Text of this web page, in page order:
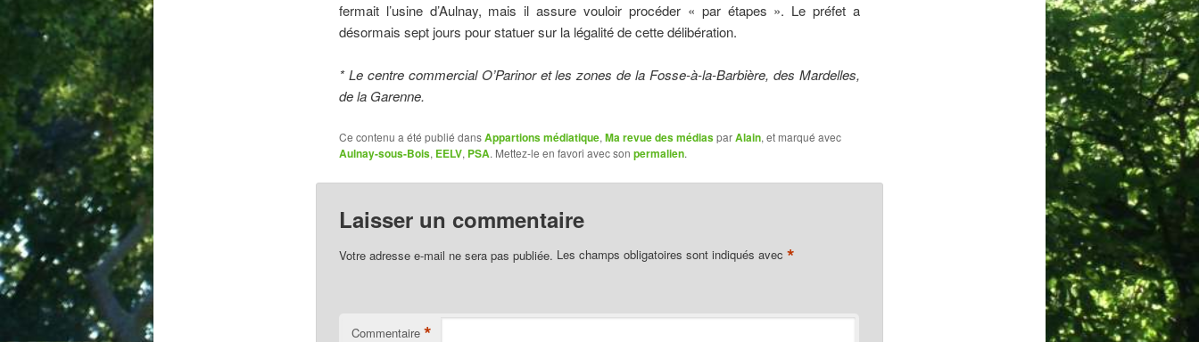
fermait l’usine d’Aulnay, mais il assure vouloir procéder « par étapes ». Le préfet a
désormais sept jours pour statuer sur la légalité de cette délibération.
* Le centre commercial O’Parinor et les zones de la Fosse-à-la-Barbière, des Mardelles,
de la Garenne.
Ce contenu a été publié dansAppartions médiatique, Ma revue des médiasparAlain, et marqué avec
Aulnay-sous-Bois, EELV, PSA. Mettez-le en favori avec son permalien.
Laisser un commentaire
Votre adresse e-mail ne sera pas publiée. Les champs obligatoires sont indiqués avec *
Commentaire *